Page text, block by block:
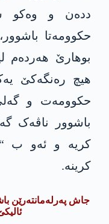
ددەن و وەکو
حکوومەتا
بوهارێ هەردەم
هیچ رەنگەکێ
حکوومەت و
باشوور ناڤەک
کریە و ئەو ب
کرینە.
جاش پەرلەمانتەرێن